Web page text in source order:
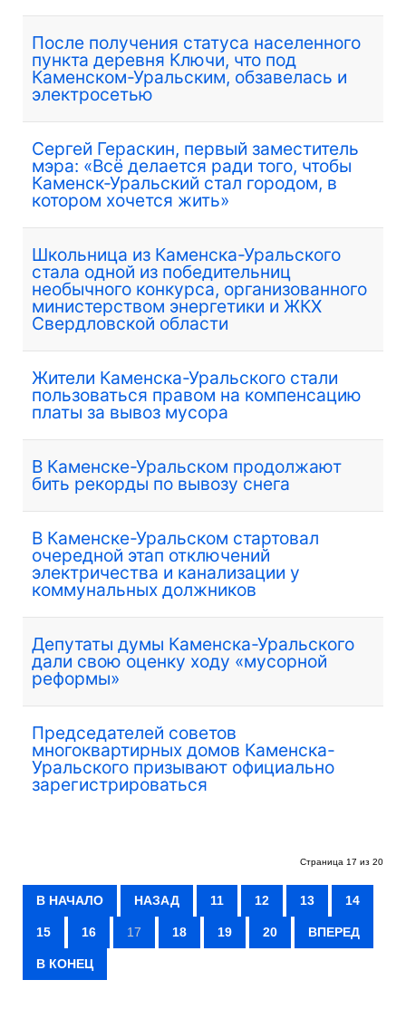
После получения статуса населенного
пункта деревня Ключи, что под
Каменском-Уральским, обзавелась и
электросетью
Сергей Гераскин, первый заместитель
мэра: «Всё делается ради того, чтобы
Каменск-Уральский стал городом, в
котором хочется жить»
Школьница из Каменска-Уральского
стала одной из победительниц
необычного конкурса, организованного
министерством энергетики и ЖКХ
Свердловской области
Жители Каменска-Уральского стали
пользоваться правом на компенсацию
платы за вывоз мусора
В Каменске-Уральском продолжают
бить рекорды по вывозу снега
В Каменске-Уральском стартовал
очередной этап отключений
электричества и канализации у
коммунальных должников
Депутаты думы Каменска-Уральского
дали свою оценку ходу «мусорной
реформы»
Председателей советов
многоквартирных домов Каменска-
Уральского призывают официально
зарегистрироваться
Страница 17 из 20
В НАЧАЛО НАЗАД 11 12 13 14
15 16 17 18 19 20 ВПЕРЕД
В КОНЕЦ